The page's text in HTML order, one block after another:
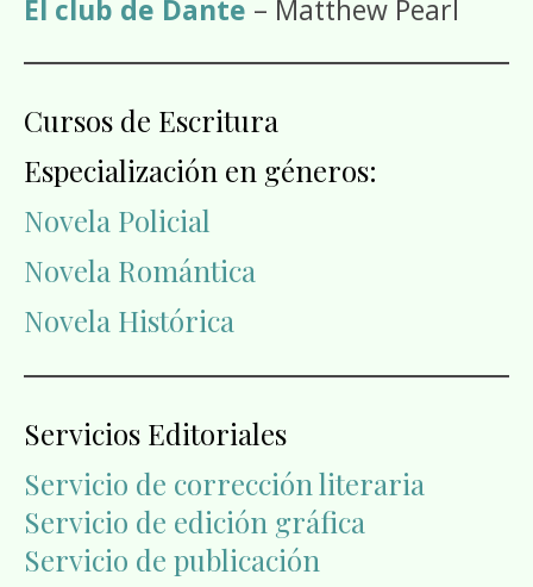
El club de Dante – Matthew Pearl
Cursos de Escritura
Especialización en géneros:
Novela Policial
Novela Romántica
Novela Histórica
Servicios Editoriales
Servicio de corrección literaria
Servicio de edición gráfica
Servicio de publicación